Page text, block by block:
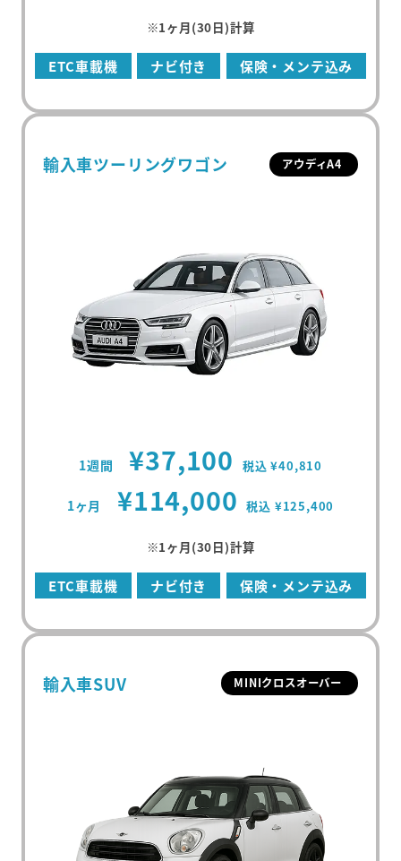
初めての方
マンスリーレンタカーとは
保険/補償について
事故・故障について
マンスリープラン
ウィークリープラン
空港配車・引取プラン
車種から選ぶ
軽ミニクラス
軽ボックスクラス
ハイブリッドクラス
ミニバンクラス
トヨタミニバンクラス
高年式車両
高年式レンタカー
エリアから探す
千葉県
法人向け
※1ヶ月(30日)計算
ETC車載機 ナビ付き 保険・メンテ込み
輸入車ツーリングワゴン アウディA4
1週間 ¥37,100 税込 ¥40,810
1ヶ月 ¥114,000 税込 ¥125,400
※1ヶ月(30日)計算
ETC車載機 ナビ付き 保険・メンテ込み
輸入車SUV MINIクロスオーバー